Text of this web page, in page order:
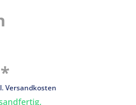
Versandkosten